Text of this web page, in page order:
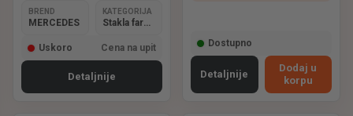
BREND
MERCEDES
KATEGORIJA
Stakla farova
Uskoro Cena na upit
Detaljnije
Dostupno
Detaljnije
Dodaj u
korpu